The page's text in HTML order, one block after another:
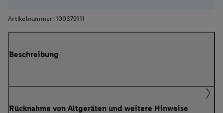
Artikelnummer: 100379111
Beschreibung
Rücknahme von Altgeräten und weitere Hinweise